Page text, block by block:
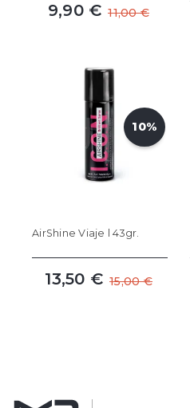
11,00 €
9,90 €
AirShine Viaje l 43gr.
10%
15,00 €
13,50 €